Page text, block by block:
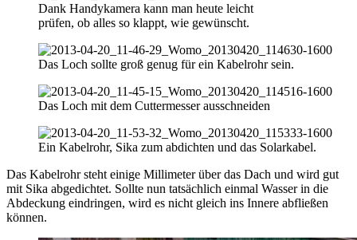
Dank Handykamera kann man heute leicht
prüfen, ob alles so klappt, wie gewünscht.
Das Loch sollte groß genug für ein Kabelrohr sein.
Das Loch mit dem Cuttermesser ausschneiden
Ein Kabelrohr, Sika zum abdichten und das Solarkabel.
Das Kabelrohr steht einige Millimeter über das Dach und wird gut
mit Sika abgedichtet. Sollte nun tatsächlich einmal Wasser in die
Abdeckung eindringen, wird es nicht gleich ins Innere abfließen
können.